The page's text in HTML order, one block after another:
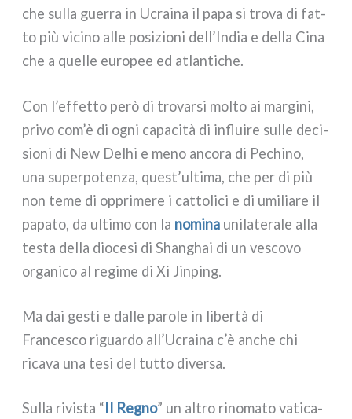
che sul­la guer­ra in Ucraina il papa si tro­va di fat­
to più vici­no alle posi­zio­ni dell’India e del­la Cina
che a quel­le euro­pee ed atlan­ti­che.
Con l’effetto però di tro­var­si mol­to ai mar­gi­ni,
pri­vo com’è di ogni capa­ci­tà di influi­re sul­le deci­
sio­ni di New Delhi e meno anco­ra di Pechino,
una super­po­ten­za, quest’ultima, che per di più
non teme di oppri­me­re i cat­to­li­ci e di umi­lia­re il
papa­to, da ulti­mo con la nomi­na uni­la­te­ra­le alla
testa del­la dio­ce­si di Shanghai di un vesco­vo
orga­ni­co al regi­me di Xi Jinping.
Ma dai gesti e dal­le paro­le in liber­tà di
Francesco riguar­do all’Ucraina c’è anche chi
rica­va una tesi del tut­to diver­sa.
Sulla rivi­sta “Il Regno” un altro rino­ma­to vati­ca­